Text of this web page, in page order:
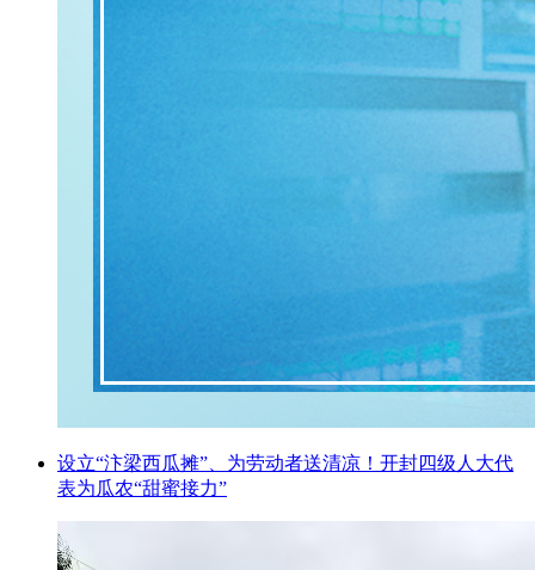
设立“汴梁西瓜摊”、为劳动者送清凉！开封四级人大代
表为瓜农“甜蜜接力”